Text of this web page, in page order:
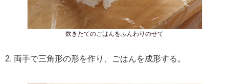
炊きたてのごはんをふんわりのせて
2. 両手で三角形の形を作り、ごはんを成形する。